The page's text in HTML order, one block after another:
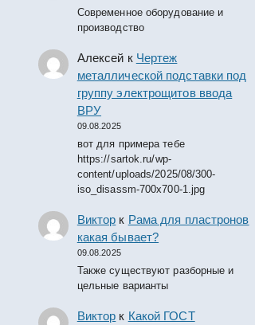
Современное оборудование и
производство
Алексей к Чертеж
металлической подставки под
группу электрощитов ввода
ВРУ
09.08.2025
вот для примера тебе
https://sartok.ru/wp-
content/uploads/2025/08/300-
iso_disassm-700x700-1.jpg
Виктор к Рама для пластронов
какая бывает?
09.08.2025
Также существуют разборные и
цельные варианты
Виктор к Какой ГОСТ